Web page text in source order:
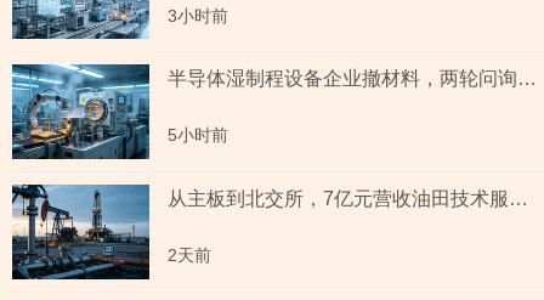
3小时前
半导体湿制程设备企业撤材料，两轮问询聚焦收入确认时点准确性，原材料采购公允性引关注
5小时前
从主板到北交所，7亿元营收油田技术服务商两次撤单，募投项目必要性与核心技术竞争力遭“拷问”
2天前